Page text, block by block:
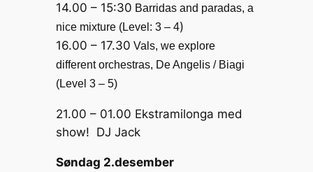
14.00 – 15:30 Barridas and paradas, a
nice mixture (Level: 3 – 4)
16.00 – 17.30 Vals, we explore
different orchestras, De Angelis / Biagi
(Level 3 – 5)
21.00 – 01.00 Ekstramilonga med
show! DJ Jack
Søndag 2.desember